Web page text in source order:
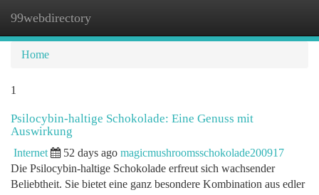
99webdirectory
Home
1
Psilocybin-haltige Schokolade: Eine Genuss mit
Auswirkung
Internet 52 days ago magicmushroomsschokolade200917
Die Psilocybin-haltige Schokolade erfreut sich wachsender
Beliebtheit. Sie bietet eine ganz besondere Kombination aus edler